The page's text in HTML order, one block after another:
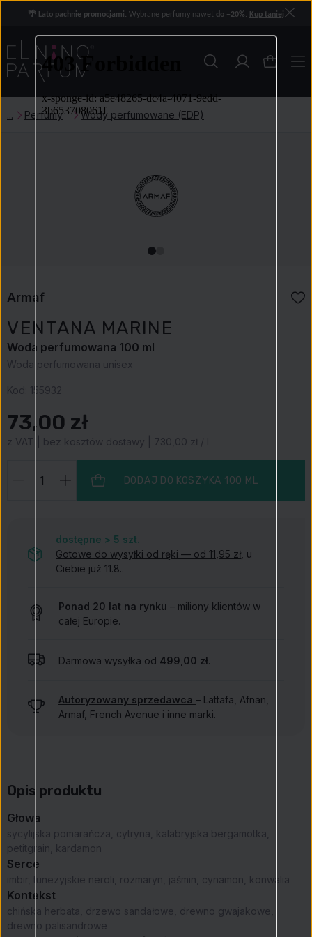
🌴 Lato pachnie promocjami. Wybrane perfumy nawet do −20%. Kup taniej
Perfumy Wody perfumowane (EDP)
Armaf
VENTANA MARINE
Woda perfumowana 100 ml
Woda perfumowana unisex
Kod: 155932
73,00 zł
z VAT | bez kosztów dostawy | 730,00 zł / l
DODAJ DO KOSZYKA 100 ML
dostępne > 5 szt.
Gotowe do wysyłki od ręki — od 11,95 zł , u
Ciebie już 11.8..
Ponad 20 lat na rynku – miliony klientów w
całej Europie.
Darmowa wysyłka od 499,00 zł.
Autoryzowany sprzedawca – Lattafa, Afnan,
Armaf, French Avenue i inne marki.
Opis produktu
Głowa
sycylijska pomarańcza, cytryna, kalabryjska bergamotka,
petitgrain, kardamon
Serce
imbir, tunezyjskie neroli, rozmaryn, jaśmin, cynamon, konwalia
Kontekst
chińska herbata, drzewo sandałowe, drewno gwajakowe,
drewno palisandrowe